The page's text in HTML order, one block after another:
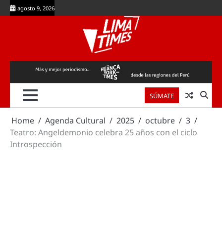
Skip
to
agosto 9, 2026
SÚMATE
Home Agenda Cultural 2025 octubre
3
Teatro: Angeldemonio celebra 25 años con el ciclo
Introspección